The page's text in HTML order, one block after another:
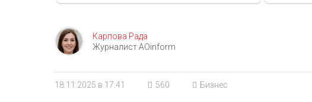
Карпова Рада
Журналист AOinform
18.11.2025 в 17:41 560 Бизнес